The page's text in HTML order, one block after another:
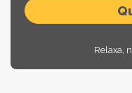
Relaxa,